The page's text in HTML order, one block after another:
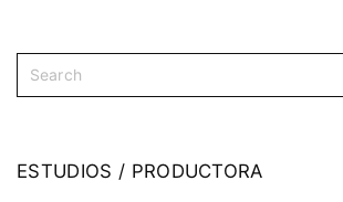
🔴WESTERN / CHAMBARA🇷🇸
ESTUDIOS / PRODUCTORA